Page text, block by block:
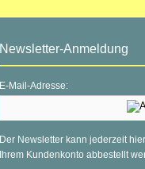
Newsletter-Anmeldung
E-Mail-Adresse:
Der Newsletter kann jederzeit
Ihrem Kundenkonto abbestellt